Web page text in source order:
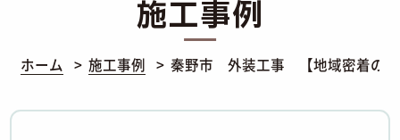
施工事例
ホーム 施工事例 秦野市 外装工事 【地域密着の外